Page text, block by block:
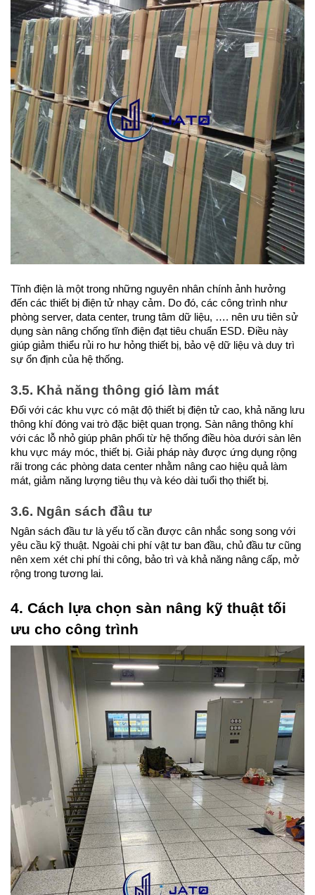
Tĩnh điện là một trong những nguyên nhân chính ảnh hưởng
đến các thiết bị điện tử nhạy cảm. Do đó, các công trình như
phòng server, data center, trung tâm dữ liệu, …. nên ưu tiên sử
dụng sàn nâng chống tĩnh điện đạt tiêu chuẩn ESD. Điều này
giúp giảm thiểu rủi ro hư hỏng thiết bị, bảo vệ dữ liệu và duy trì
sự ổn định của hệ thống.
3.5. Khả năng thông gió làm mát
Đối với các khu vực có mật độ thiết bị điện tử cao, khả năng lưu
thông khí đóng vai trò đặc biệt quan trọng. Sàn nâng thông khí
với các lỗ nhỏ giúp phân phối từ hệ thống điều hòa dưới sàn lên
khu vực máy móc, thiết bị. Giải pháp này được ứng dụng rộng
rãi trong các phòng data center nhằm nâng cao hiệu quả làm
mát, giảm năng lượng tiêu thụ và kéo dài tuổi thọ thiết bị.
3.6. Ngân sách đầu tư
Ngân sách đầu tư là yếu tố cần được cân nhắc song song với
yêu cầu kỹ thuật. Ngoài chi phí vật tư ban đầu, chủ đầu tư cũng
nên xem xét chi phí thi công, bảo trì và khả năng nâng cấp, mở
rộng trong tương lai.
4. Cách lựa chọn sàn nâng kỹ thuật tối
ưu cho công trình